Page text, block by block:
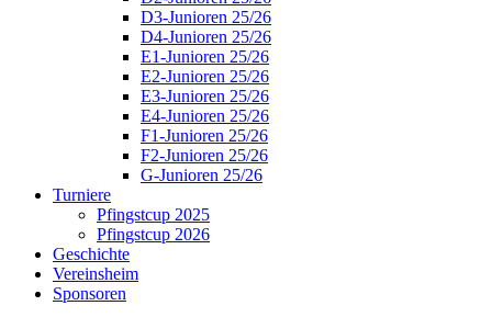
D3-Junioren 25/26
D4-Junioren 25/26
E1-Junioren 25/26
E2-Junioren 25/26
E3-Junioren 25/26
E4-Junioren 25/26
F1-Junioren 25/26
F2-Junioren 25/26
G-Junioren 25/26
Turniere
Pfingstcup 2025
Pfingstcup 2026
Geschichte
Vereinsheim
Sponsoren